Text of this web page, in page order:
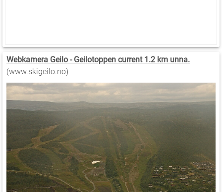
Webkamera Geilo - Geilotoppen current 1.2 km unna.
(www.skigeilo.no)